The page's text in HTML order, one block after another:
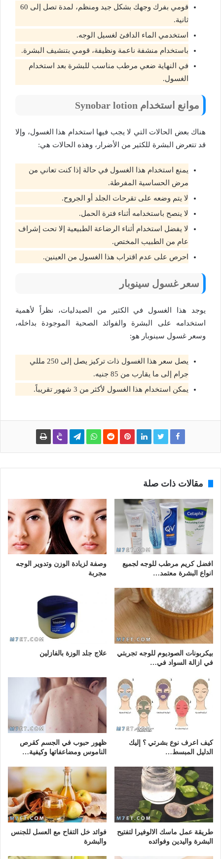
قومي بفرك وجهك بشكل جيد ومنظم، لمدة تصل إلى 60
ثانية.
استخدمي الماء الدافئ لغسيل الوجه.
باستخدام منشفة ناعمة ونظيفة، قومي بتنشيف البشرة.
في النهاية ضعي مرطب مناسب للبشرة بعد استخدام
الغسول.
موانع استخدام Synobar lotion
هناك بعض الحالات التي لا يجب فيها استخدام هذا الغسول، وإلا
قد تتعرض البشرة للكثير من الأضرار، وهذه الحالات هي:
يمنع استخدام هذا الغسول في حالة إذا كنت تعاني من
مرض الحساسية المفرطة.
لا يتم وضعه على تقرحات الجلد أو الجروح.
لا ينصح باستخدامه أثناء فترة الحمل.
لا يفضل استخدام أثناء الرضاعة الطبيعية إلا تحت إشراف
عام من الطبيب المختص.
احرص على عدم اقتراب هذا الغسول من العينين.
سعر غسول سينوبار
يوجد هذا الغسول في الكثير من الصيدليات، نظراً لأهمية
استخدامه على البشرة والفوائد الصحية الموجودة بداخله،
وسعر غسول سينوبار هو:
يصل سعر هذا الغسول ذات تركيز يصل إلى 250 مللي
جرام إلى ما يقارب من 85 جنيه.
يمكن استخدام هذا الغسول لأكثر من 3 شهور تقريباً.
مقالات ذات صلة
افضل كريم مرطب للوجه لجميع
انواع البشرة معتمد…
وصفة لزيادة الوزن وتدوير الوجه
مجربة
بيكربونات الصوديوم للوجه تجربتي
في ازالة السواد في…
علاج جلد الوزة بالفازلين
كيف اعرف نوع بشرتي ؟ إليك
الدليل المبسط…
ظهور حبوب في الجسم كقرص
الناموس ومضاعفاتها وكيفية…
طريقة عمل ماسك الالوفيرا لتفتيح
البشرة واليدين وفوائده
فوائد خل التفاح مع العسل للجنس
والبشرة